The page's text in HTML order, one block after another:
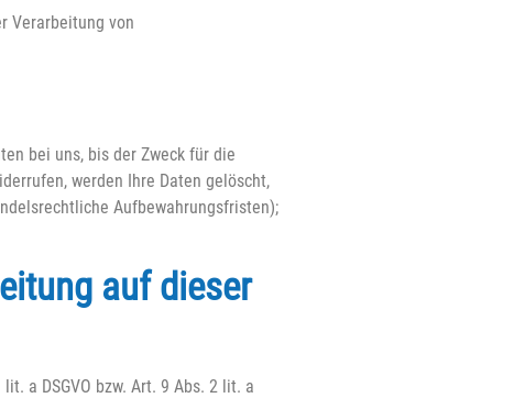
Verarbeitung von
bei uns, bis der Zweck für die
werden Ihre Daten gelöscht,
Aufbewahrungsfristen);
auf dieser
a DSGVO bzw. Art. 9 Abs. 2 lit. a